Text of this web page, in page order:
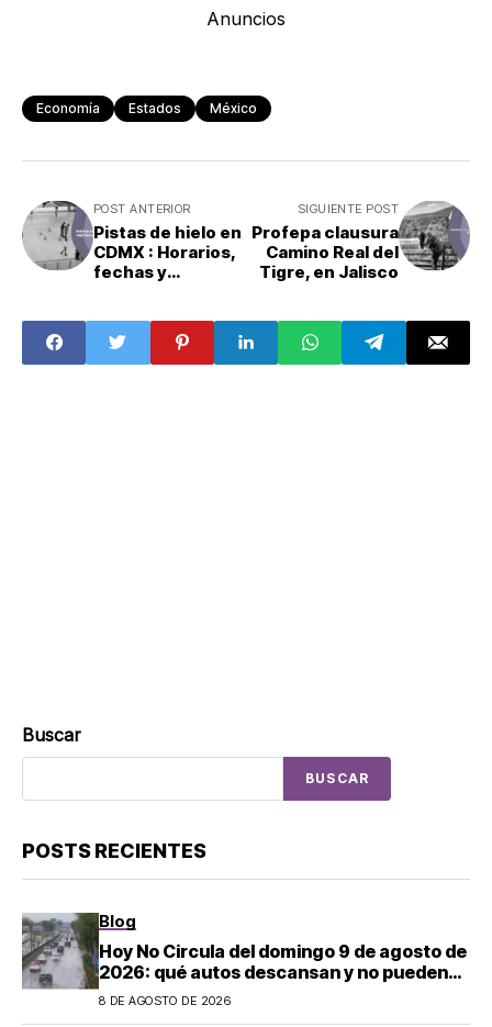
Anuncios
Economía Estados México
POST ANTERIOR
Pistas de hielo en
CDMX : Horarios,
fechas y
SIGUIENTE POST
Profepa clausura
Camino Real del
Tigre, en Jalisco
Buscar
BUSCAR
POSTS RECIENTES
Blog
Hoy No Circula del domingo 9 de agosto de
2026: qué autos descansan y no pueden
salir en CDMX y el Estado de México; estos
8 DE AGOSTO DE 2026